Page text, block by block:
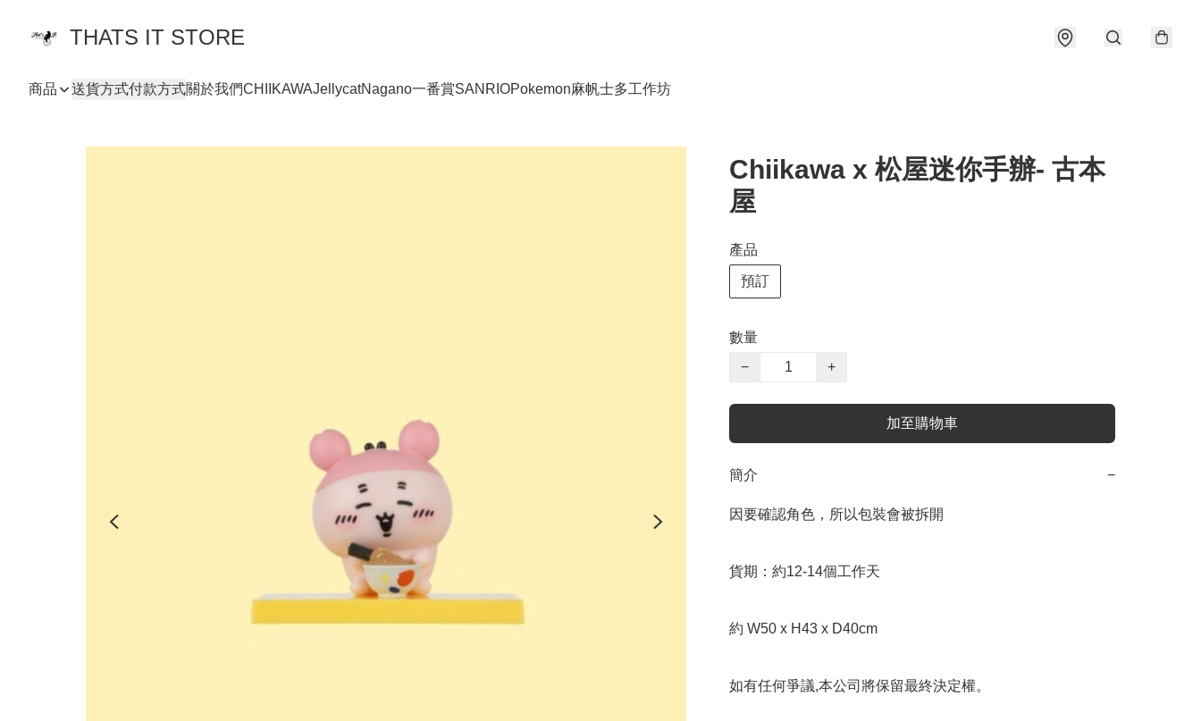
THATS IT STORE
商品 送貨方式付款方式關於我們CHIIKAWAJellycatNagano一番賞SANRIOPokemon麻帆士多工作坊
Chiikawa x 松屋迷你手辦- 古本
屋
產品
預訂
數量
−
+
加至購物車
簡介 −
因要確認角色，所以包裝會被拆開
貨期：約12-14個工作天
約 W50 x H43 x D40cm
如有任何爭議,本公司將保留最終決定權。